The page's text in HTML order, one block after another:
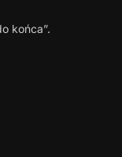
końca”.